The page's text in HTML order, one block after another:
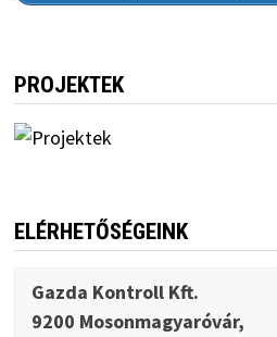
PROJEKTEK
ELÉRHETŐSÉGEINK
Gazda Kontroll Kft.
9200 Mosonmagyaróvár,